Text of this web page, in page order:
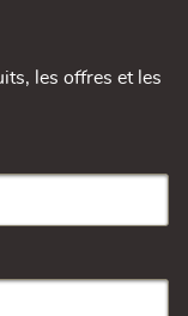
les offres et les